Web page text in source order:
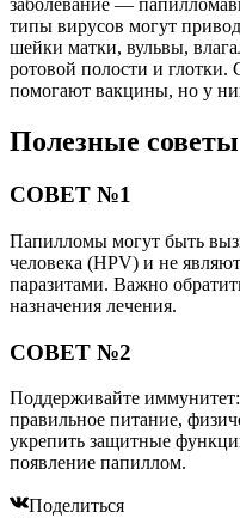
заболевание —
типы вирусов могут
шейки матки, вульвы,
ротовой полости и глотки.
помогают вакцины, но у
Полезные советы
СОВЕТ №1
Папилломы могут быть
человека (HPV) и не
паразитами. Важно
назначения лечения.
СОВЕТ №2
Поддерживайте
правильное питание,
укрепить защитные
появление папиллом.
Поделиться